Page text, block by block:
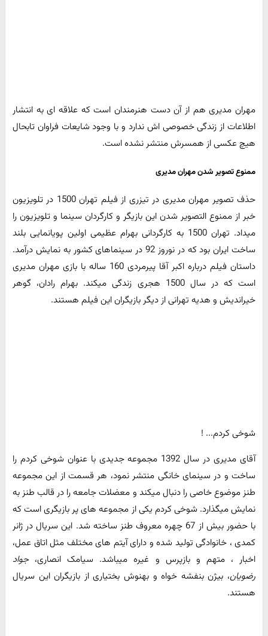
مهران مدیری هم از آن دست هنرمندان است که علاقه ای به انتشار
اطلاعات از زندگی خصوصی اش ندارد و با وجود شایعات فراوان تابحال
هیچ عکسی از همسرش منتشر نشده است.
ممنوع تصویر شدن مهران مدیری
حذف تصویر مهران مدیری در تیزری از فیلم تهران 1500 در تلویزیون
خبر از ممنوع التصویر شدن این بازیگر و کارگردان سینما و تلویزیون را
میداد. تهران 1500 به کارگردانی بهرام عظیمی اولین پویانمایی بلند
ساخت ایران بود که در نوروز 92 در سینماهای کشور به نمایش درآمد.
داستان فیلم درباره اکبر آقا پیرمردی 160 ساله با بازی مهران مدیری
است که در سال 1500 هجری زندگی میکند. بهرام رادان، گوهر
خیراندیش و هدیه تهرانی از دیگر بازیگران این فیلم هستند.
شوخی کردم... !
آقای مدیری در سال 1392 مجموعه جدیدی با عنوان شوخی کردم را
ساخت و در سینمای خانگی منتشر نمود، هر قسمت از این مجموعه
طنز موضوع خاصی را دنبال میکند و معضلات جامعه را در قالب طنز به
نمایش میگذارد. شوخی کردم یکی از مجموعه های پر بازیگری است که
با حضور بیش از 67 چهره معروف طنز ساخته شد. این سریال در ژانر
کمدی ، خانوادگی تولید شده و دارای آیتم های مختلف مثل اتاق عمل،
اخبار ، متهم و بازپرس و غیره میباشد. سیامک انصاری،جواد
رضویان، بیژن بنفشه خواه و بهنوش بختیاری از بازیگران این سریال
هستند.